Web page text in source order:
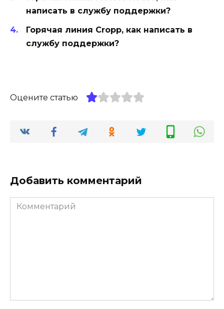
написать в службу поддержки?
Горячая линия Cropp, как написать в
службу поддержки?
Оцените статью
Добавить комментарий
Комментарий